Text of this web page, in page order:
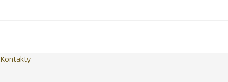
Kontakty